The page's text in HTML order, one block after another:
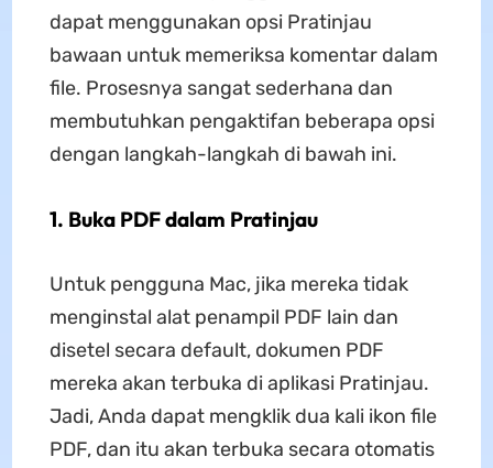
dapat menggunakan opsi Pratinjau
bawaan untuk memeriksa komentar dalam
file. Prosesnya sangat sederhana dan
membutuhkan pengaktifan beberapa opsi
dengan langkah-langkah di bawah ini.
1. Buka PDF dalam Pratinjau
Untuk pengguna Mac, jika mereka tidak
menginstal alat penampil PDF lain dan
disetel secara default, dokumen PDF
mereka akan terbuka di aplikasi Pratinjau.
Jadi, Anda dapat mengklik dua kali ikon file
PDF, dan itu akan terbuka secara otomatis